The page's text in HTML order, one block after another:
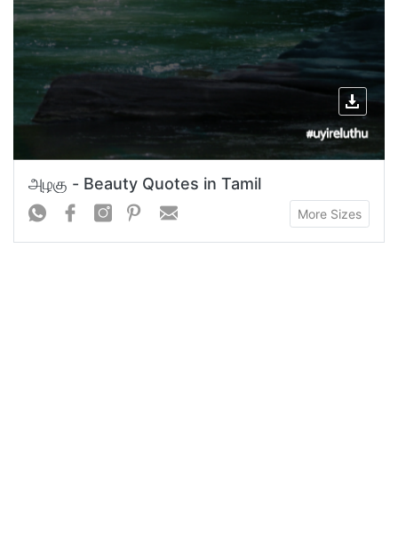
அழகு - Beauty Quotes in Tamil
More Sizes